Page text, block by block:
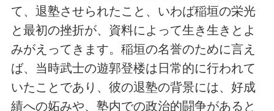
て、退塾させられたこと、いわば稲垣の栄光
と最初の挫折が、資料によって生き生きとよ
みがえってきます。稲垣の名誉のために言え
ば、当時武士の遊郭登楼は日常的に行われて
いたことであり、彼の退塾の背景には、好成
績への妬みや、塾内での政治的闘争があると